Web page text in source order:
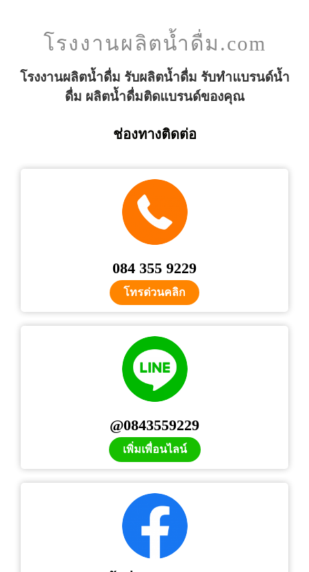
โรงงานผลิตน้ำดื่ม.com
โรงงานผลิตน้ำดื่ม รับผลิตน้ำดื่ม รับทำแบรนด์น้ำ
ดื่ม ผลิตน้ำดื่มติดแบรนด์ของคุณ
ช่องทางติดต่อ
084 355 9229
โทรด่วนคลิก
@0843559229
เพิ่มเพื่อนไลน์